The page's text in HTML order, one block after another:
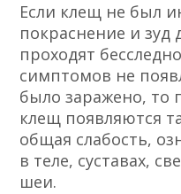
Если клещ не был
покраснение и зуд
проходят
симптомов не
было заражено, то
клещ появляются
общая слабость,
в теле, суставах,
шеи.